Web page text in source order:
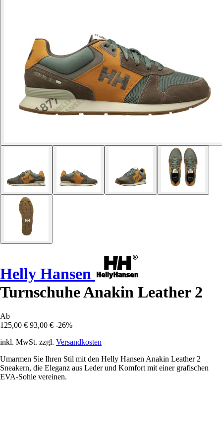
Helly Hansen
Turnschuhe Anakin Leather 2
Ab
125,00 € 93,00 € -26%
inkl. MwSt. zzgl. Versandkosten
Umarmen Sie Ihren Stil mit den Helly Hansen Anakin Leather 2
Sneakern, die Eleganz aus Leder und Komfort mit einer grafischen
EVA-Sohle vereinen.